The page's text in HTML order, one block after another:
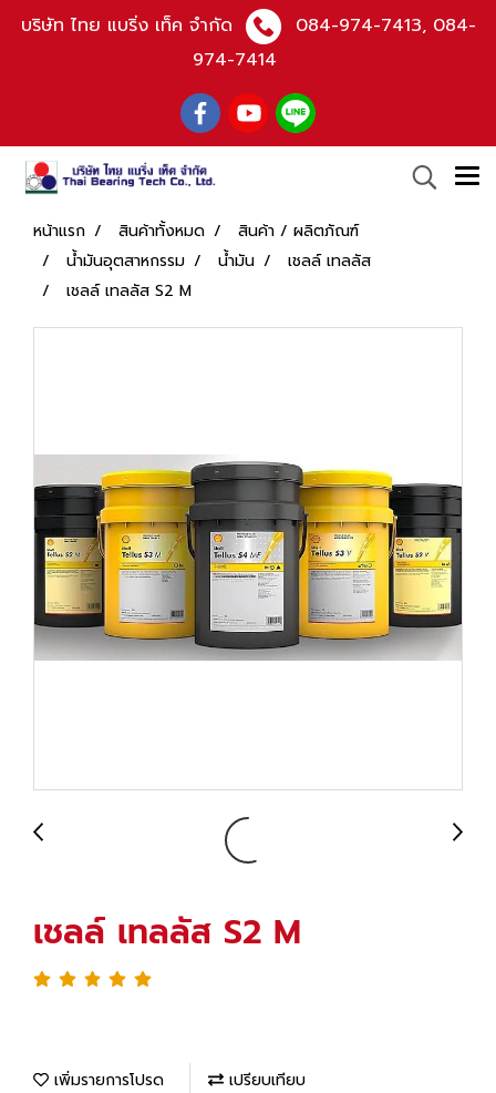
บริษัท ไทย แบริ่ง เท็ค จำกัด 084-974-7413, 084-
974-7414
หน้าแรก สินค้าทั้งหมด
สินค้า / ผลิตภัณฑ์
น้ำมันอุตสาหกรรม
น้ำมัน
เชลล์ เทลลัส
เชลล์ เทลลัส S2 M
เชลล์ เทลลัส S2 M
เพิ่มรายการโปรด เปรียบเทียบ